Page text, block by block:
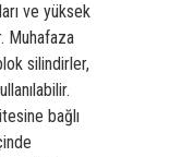
ve yüksek
Muhafaza
silindirler,
bağlı